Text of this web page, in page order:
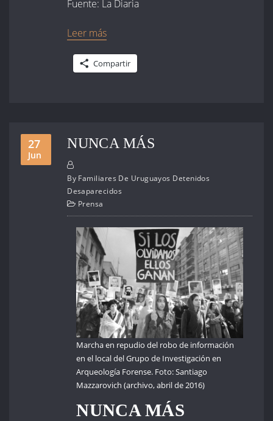
Fuente: La Diaria
Leer más
Compartir
27
Jun
NUNCA MÁS
By Familiares De Uruguayos Detenidos
Desaparecidos
Prensa
Marcha en repudio del robo de información
en el local del Grupo de Investigación en
Arqueología Forense. Foto: Santiago
Mazzarovich (archivo, abril de 2016)
NUNCA MÁS